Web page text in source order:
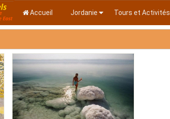
Accueil Jordanie Tours et Activités